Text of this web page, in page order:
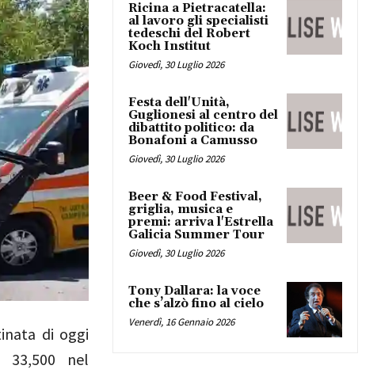
di oggi
33,500 nel
Ricina a Pietracatella:
al lavoro gli specialisti
tedeschi del Robert
Koch Institut
Giovedì, 30 Luglio 2026
Festa dell'Unità,
Guglionesi al centro del
dibattito politico: da
Bonafoni a Camusso
Giovedì, 30 Luglio 2026
Beer & Food Festival,
griglia, musica e
premi: arriva l'Estrella
Galicia Summer Tour
Giovedì, 30 Luglio 2026
Tony Dallara: la voce
che s’alzò fino al cielo
Venerdì, 16 Gennaio 2026